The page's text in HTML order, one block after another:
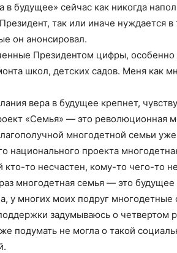
в будущее» сейчас как никогда
так или иначе нуждается
он анонсировал.
Президентом цифры,
школ, детских садов. Меня как
вера в будущее крепнет,
«Семья» — это революционная
многодетной семьи
национального проекта
кто-то несчастен, кому-то чего-то
многодетная семья — это
у многих моих подруг многодетные
задумываюсь о четвертом
подумать не могла о такой